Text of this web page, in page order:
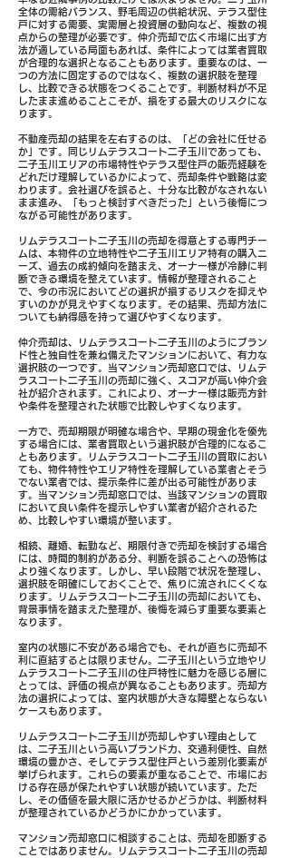
全体の需給バランス、野毛周辺の供給状況、テラス型住
戸に対する需要、実需層と投資層の動向など、複数の視
点からの整理が必要です。仲介売却で広く市場に出す方
法が適している局面もあれば、条件によっては業者買取
が合理的な選択となることもあります。重要なのは、一
つの方法に固定するのではなく、複数の選択肢を整理
し、比較できる状態をつくることです。判断材料が不足
したまま進めることこそが、損をする最大のリスクにな
ります。
不動産売却の結果を左右するのは、「どの会社に任せる
か」です。同じリムテラスコート二子玉川であっても、
二子玉川エリアの市場特性やテラス型住戸の販売経験を
どれだけ理解しているかによって、売却条件や戦略は変
わります。会社選びを誤ると、十分な比較がなされない
まま進み、「もっと検討すべきだった」という後悔につ
ながる可能性があります。
リムテラスコート二子玉川の売却を得意とする専門チー
ムは、本物件の立地特性や二子玉川エリア特有の購入ニ
ーズ、過去の成約傾向を踏まえ、オーナー様が冷静に判
断できる環境を整えています。情報が整理されること
で、今の市況においてどの選択が損するリスクを抑えや
すいのかが見えやすくなります。その結果、売却方法に
ついても納得感を持って選びやすくなります。
仲介売却は、リムテラスコート二子玉川のようにブラン
ド性と独自性を兼ね備えたマンションにおいて、有力な
選択肢の一つです。当マンション売却窓口では、リムテ
ラスコート二子玉川の売却に強く、スコアが高い仲介会
社が紹介されます。これにより、オーナー様は販売方針
や条件を整理された状態で比較しやすくなります。
一方で、売却期限が明確な場合や、早期の現金化を優先
する場合には、業者買取という選択肢が合理的になるこ
ともあります。リムテラスコート二子玉川の買取におい
ても、物件特性やエリア特性を理解している業者とそう
でない業者では、提示条件に差が出る可能性がありま
す。当マンション売却窓口では、当該マンションの買取
において良い条件を提示しやすい業者が紹介されるた
め、比較しやすい環境が整います。
相続、離婚、転勤など、期限付きで売却を検討する場合
には、時間的制約がある分、判断を誤ることへの恐怖は
より強くなります。しかし、早い段階で状況を整理し、
選択肢を明確にしておくことで、焦りに流されにくくな
ります。リムテラスコート二子玉川の売却においても、
背景事情を踏まえた整理が、後悔を減らす重要な要素と
なります。
室内の状態に不安がある場合でも、それが直ちに売却不
利に直結するとは限りません。二子玉川という立地やリ
ムテラスコート二子玉川の住戸特性に魅力を感じる層に
とっては、評価の視点が異なることもあります。売却方
法の選択によっては、室内状態が大きな障壁とならない
ケースもあります。
リムテラスコート二子玉川が売却しやすい理由として
は、二子玉川という高いブランド力、交通利便性、自然
環境の豊かさ、そしてテラス型住戸という差別化要素が
挙げられます。これらの要素が重なることで、市場にお
ける存在感が保たれやすい状態が続いています。ただ
し、その価値を最大限に活かせるかどうかは、判断材料
が整理されているかどうかにかかっています。
マンション売却窓口に相談することは、売却を即断する
ことではありません。リムテラスコート二子玉川の売却